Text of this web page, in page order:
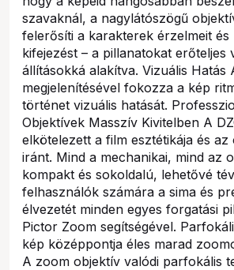
szavaknál, a nagylátószögű
felerősíti a karakterek érzelmeit és
kifejezést – a pillanatokat erőteljes
állításokká alakítva. Vizuális Hatás
megjelenítésével fokozza a kép
történet vizuális hatását.
Objektívek Masszív Kivitelben A
elkötelezett a film esztétikája és az
iránt. Mind a mechanikai, mind az
kompakt és sokoldalú, lehetővé
felhasználók számára a sima és
élvezetét minden egyes forgatási
Pictor Zoom segítségével.
kép középpontja éles marad
A zoom objektív valódi parfokális